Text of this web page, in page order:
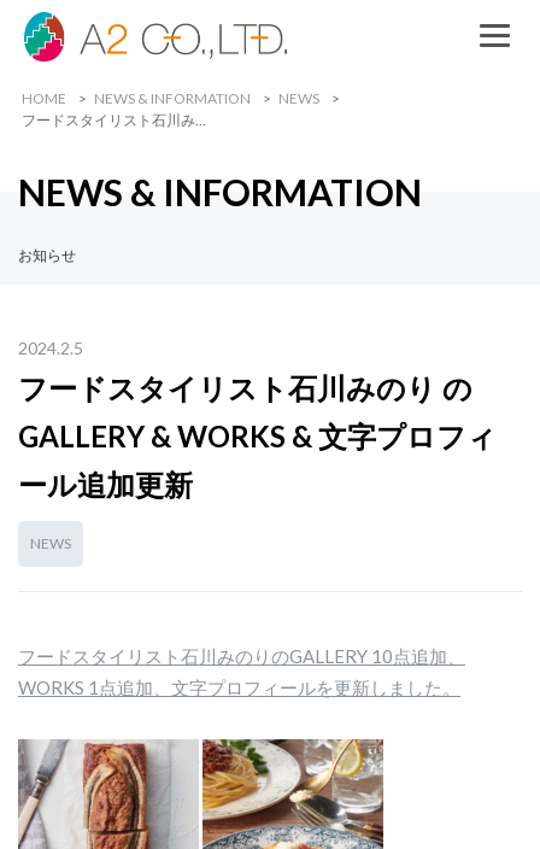
HOME NEWS & INFORMATION
NEWS
フードスタイリスト石川み…
NEWS & INFORMATION
お知らせ
2024.2.5
フードスタイリスト石川みのり の
GALLERY & WORKS & 文字プロフィ
ール追加更新
NEWS
フードスタイリスト石川みのりのGALLERY 10点追加、
WORKS 1点追加、文字プロフィールを更新しました。